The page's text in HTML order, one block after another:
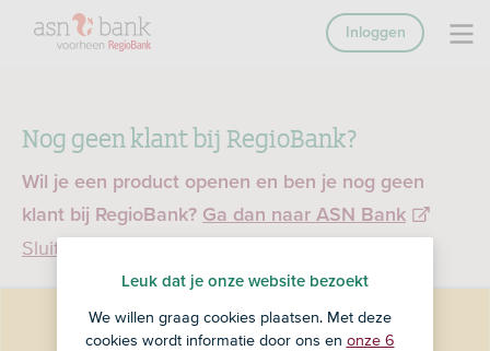
Nog geen klant bij RegioBank?
Wil je een product openen en ben je nog geen
klant bij RegioBank? Ga dan naar ASN Bank
Sluiten
Inloggen
Leuk dat je onze website bezoekt
We willen graag cookies plaatsen. Met deze
cookies wordt informatie door ons en onze 6